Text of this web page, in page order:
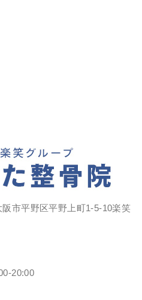
市平野区平野上町1-5-10楽笑
20:00